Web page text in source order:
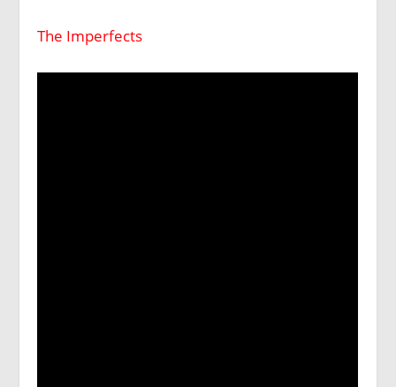
The Imperfects